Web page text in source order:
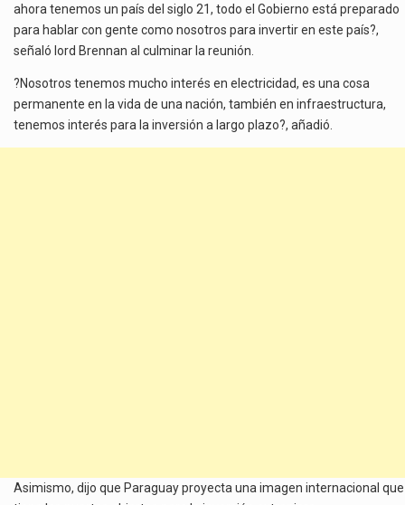
ahora tenemos un país del siglo 21, todo el Gobierno está preparado
para hablar con gente como nosotros para invertir en este país?,
señaló lord Brennan al culminar la reunión.
?Nosotros tenemos mucho interés en electricidad, es una cosa
permanente en la vida de una nación, también en infraestructura,
tenemos interés para la inversión a largo plazo?, añadió.
Asimismo, dijo que Paraguay proyecta una imagen internacional que